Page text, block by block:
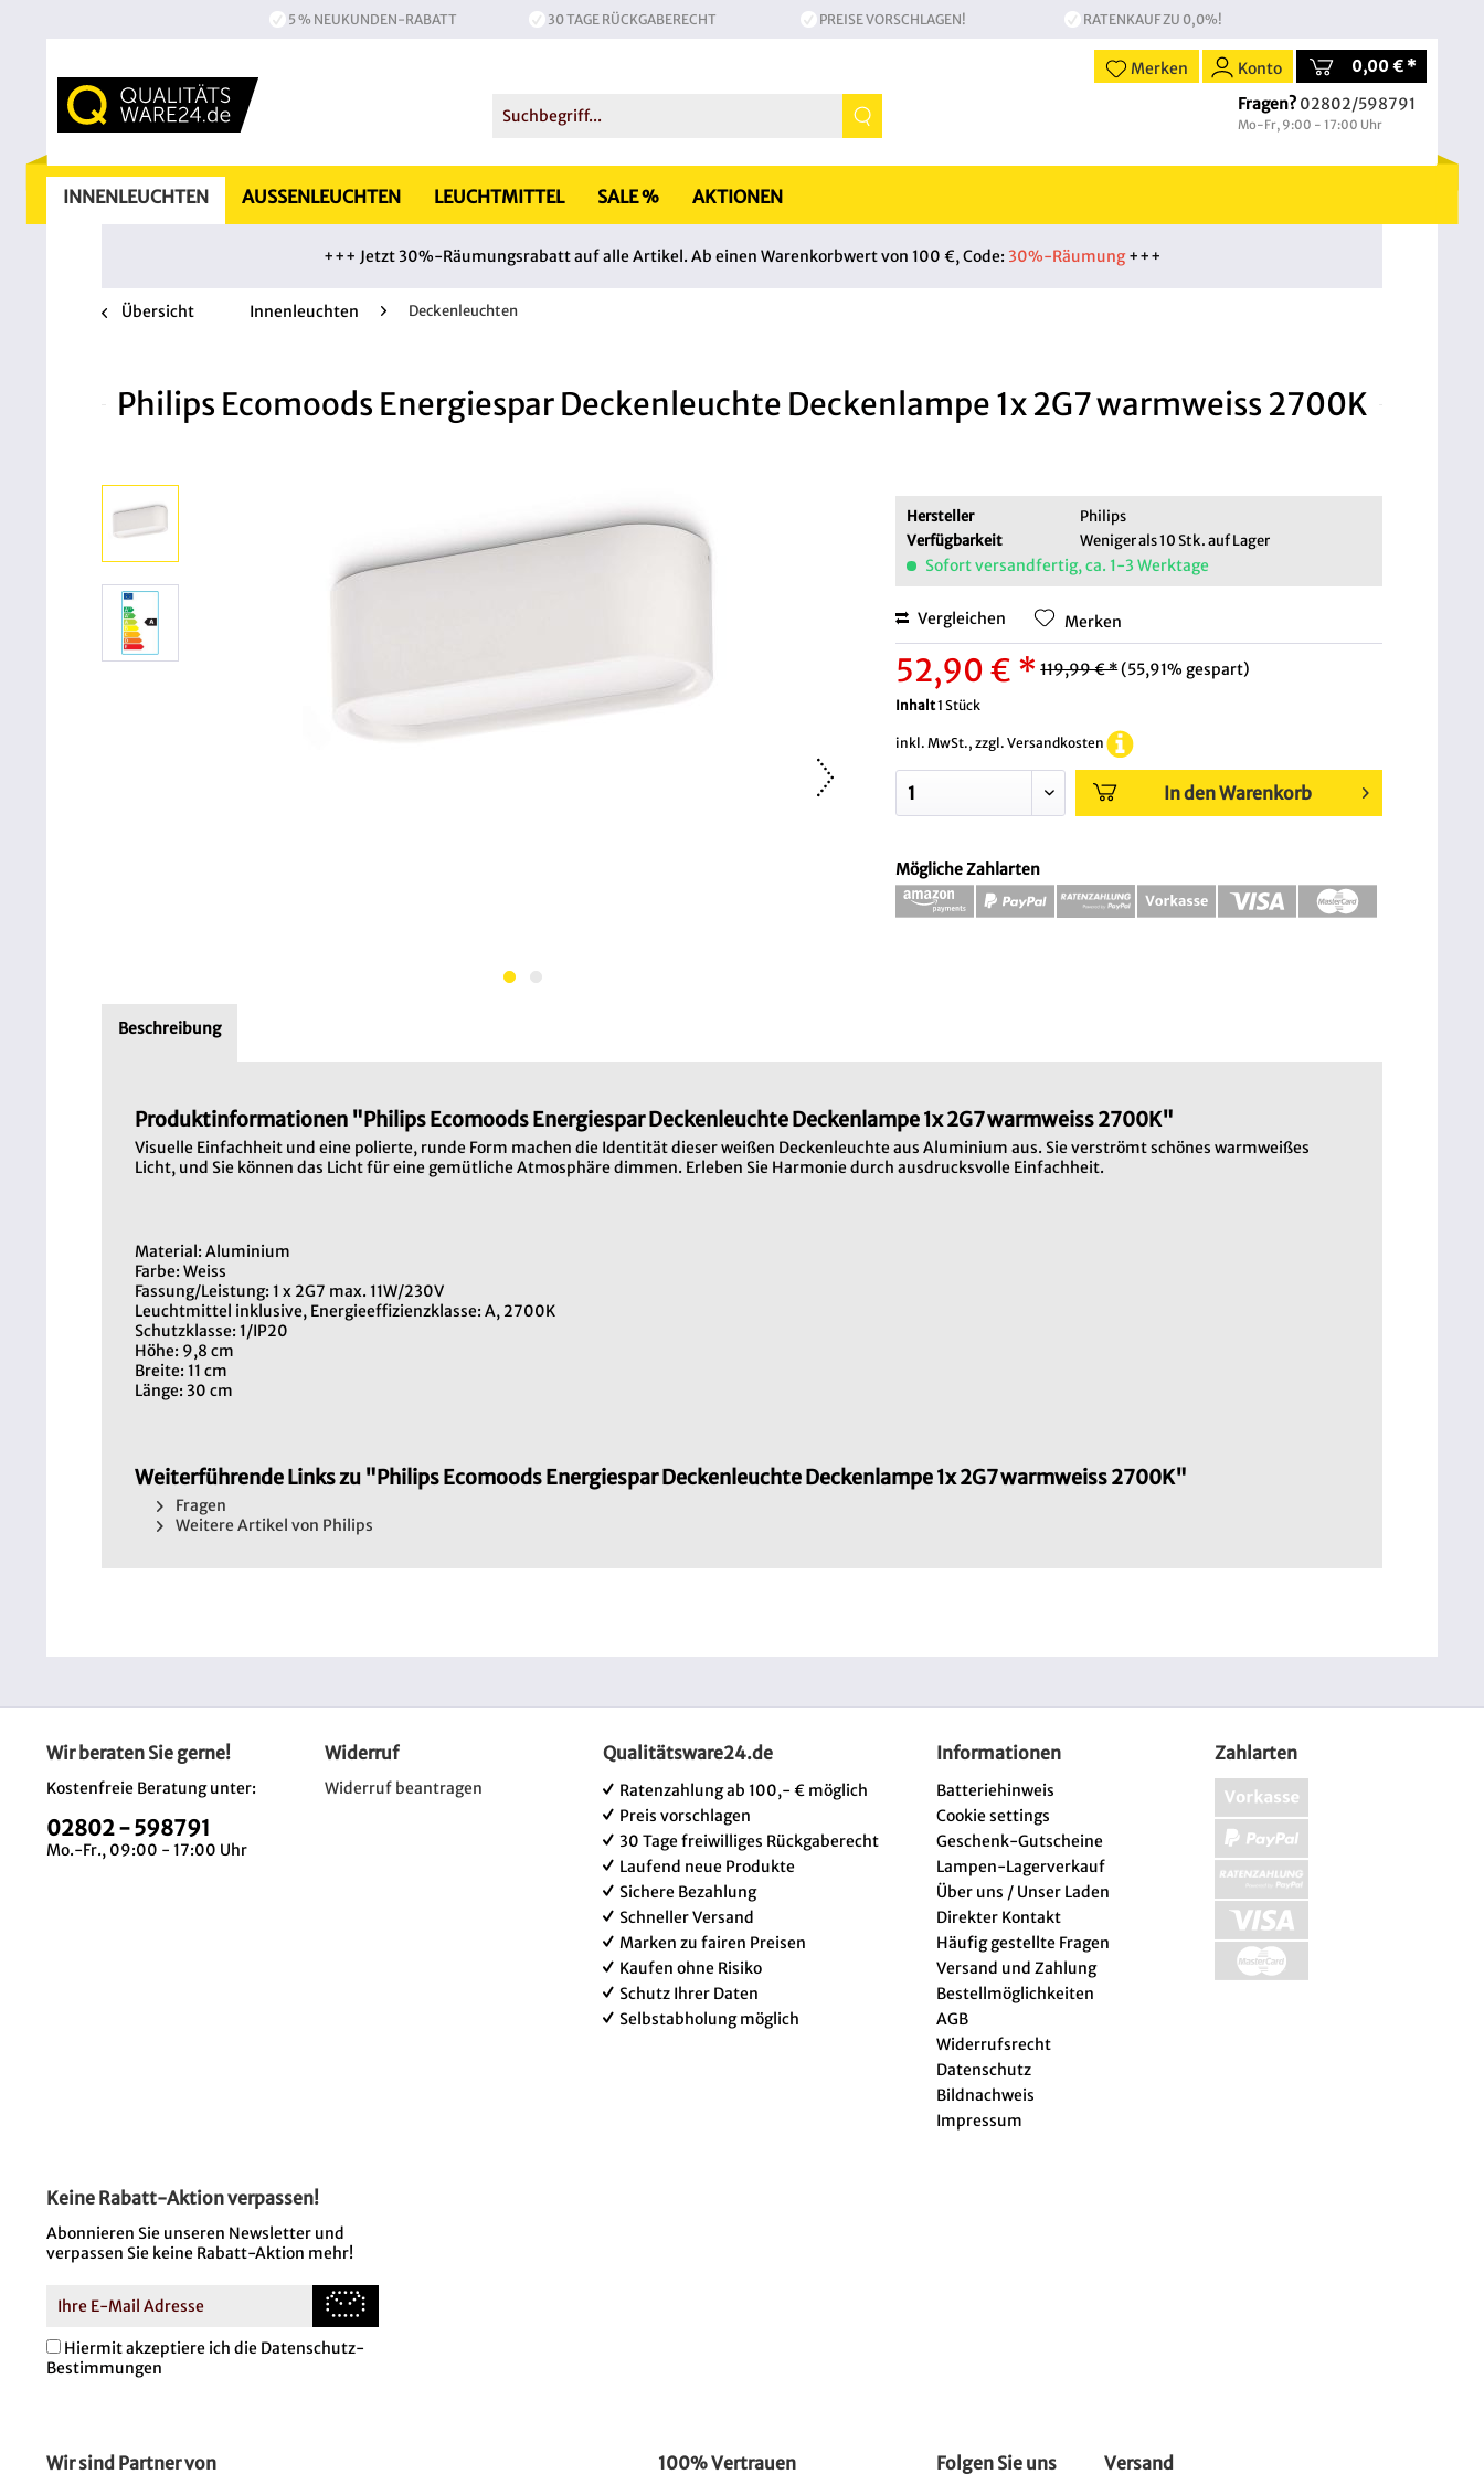
5 % NEUKUNDEN-RABATT 30 TAGE RÜCKGABERECHT PREISE VORSCHLAGEN! RATENKAUF ZU 0,0%!
Merken Konto
0,00 € *
Fragen? 02802/598791
Mo-Fr, 9:00 - 17:00 Uhr
INNENLEUCHTEN AUSSENLEUCHTEN LEUCHTMITTEL SALE % AKTIONEN
+++ Jetzt 30%-Räumungsrabatt auf alle Artikel. Ab einen Warenkorbwert von 100 €, Code: 30%-Räumung+++
Übersicht Innenleuchten Deckenleuchten
Philips Ecomoods Energiespar Deckenleuchte Deckenlampe 1x 2G7 warmweiss 2700K
Hersteller
Philips
Verfügbarkeit
Weniger als 10 Stk. auf Lager
Sofort versandfertig, ca. 1-3 Werktage
Vergleichen Merken
52,90 € * 119,99 € *(55,91% gespart)
Inhalt1 Stück
inkl. MwSt., zzgl. Versandkosten
In den Warenkorb
Mögliche Zahlarten
Beschreibung
Produktinformationen "Philips Ecomoods Energiespar Deckenleuchte Deckenlampe 1x 2G7 warmweiss 2700K"
Visuelle Einfachheit und eine polierte, runde Form machen die Identität dieser weißen Deckenleuchte aus Aluminium aus. Sie verströmt schönes warmweißes
Licht, und Sie können das Licht für eine gemütliche Atmosphäre dimmen. Erleben Sie Harmonie durch ausdrucksvolle Einfachheit.
Material: Aluminium
Farbe: Weiss
Fassung/Leistung: 1 x 2G7 max. 11W/230V
Leuchtmittel inklusive, Energieeffizienzklasse: A, 2700K
Schutzklasse: 1/IP20
Höhe: 9,8 cm
Breite: 11 cm
Länge: 30 cm
Weiterführende Links zu "Philips Ecomoods Energiespar Deckenleuchte Deckenlampe 1x 2G7 warmweiss 2700K"
Fragen
Weitere Artikel von Philips
Wir beraten Sie gerne!
Kostenfreie Beratung unter:
02802 - 598791
Mo.-Fr., 09:00 - 17:00 Uhr
Widerruf
Widerruf beantragen
Qualitätsware24.de
Ratenzahlung ab 100,- € möglich
Preis vorschlagen
30 Tage freiwilliges Rückgaberecht
Laufend neue Produkte
Sichere Bezahlung
Schneller Versand
Marken zu fairen Preisen
Kaufen ohne Risiko
Schutz Ihrer Daten
Selbstabholung möglich
Informationen
Batteriehinweis
Cookie settings
Geschenk-Gutscheine
Lampen-Lagerverkauf
Über uns / Unser Laden
Direkter Kontakt
Häufig gestellte Fragen
Versand und Zahlung
Bestellmöglichkeiten
AGB
Widerrufsrecht
Datenschutz
Bildnachweis
Impressum
Zahlarten
Keine Rabatt-Aktion verpassen!
Abonnieren Sie unseren Newsletter und
verpassen Sie keine Rabatt-Aktion mehr!
Hiermit akzeptiere ich die Datenschutz-
Bestimmungen
Wir sind Partner von 100% Vertrauen Folgen Sie uns Versand